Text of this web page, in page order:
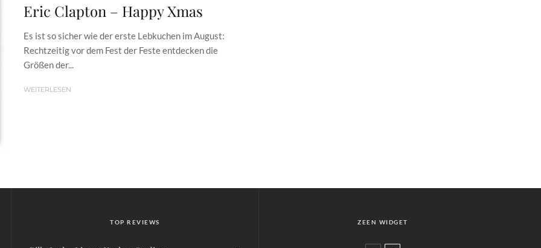
Eric Clapton – Happy Xmas
Es ist so sicher wie der erste Lebkuchen im August:
Rechtzeitig vor dem Fest der Feste entdecken die
Größen der...
WEITERLESEN
TOP REVIEWS ZEEN WIDGET